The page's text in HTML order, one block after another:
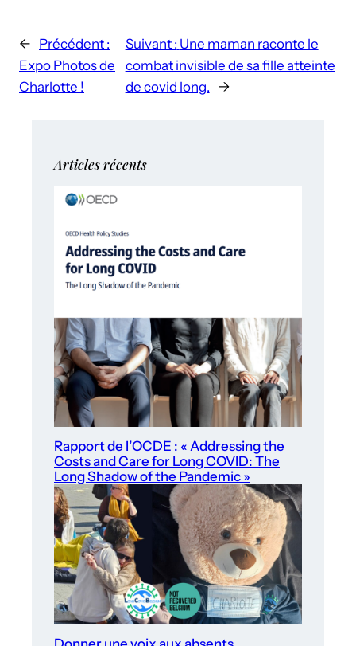
← Précédent :
Expo Photos de
Charlotte !
Suivant : Une maman raconte le
combat invisible de sa fille atteinte
de covid long.
→
Articles récents
Rapport de l’OCDE : « Addressing the
Costs and Care for Long COVID: The
Long Shadow of the Pandemic »